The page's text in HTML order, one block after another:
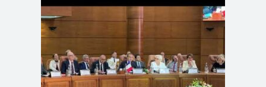
15e RHN Maroc-France | Signature de